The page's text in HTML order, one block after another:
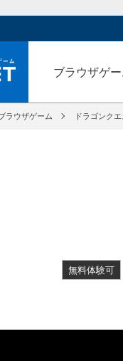
ブラウザゲ
ラウザゲーム ドラゴンク
無料体験可